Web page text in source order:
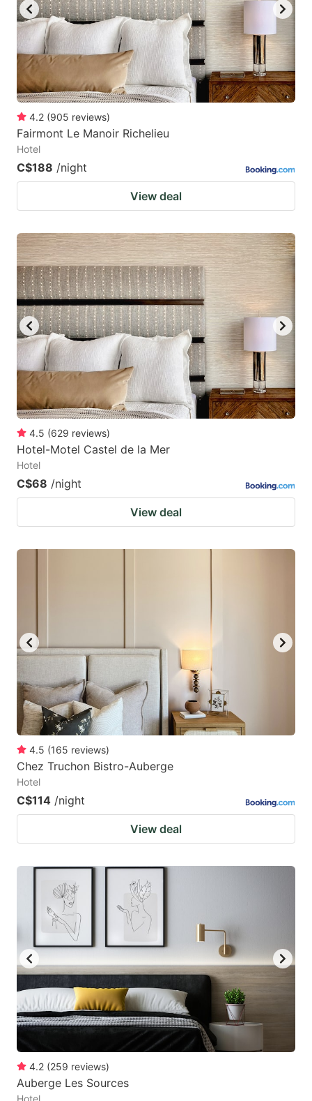
changing
dates.
changing
dates.
4.2 (905 reviews)
Fairmont Le Manoir Richelieu
Hotel
C$188 /night
View deal
4.5 (629 reviews)
Hotel-Motel Castel de la Mer
Hotel
C$68 /night
View deal
4.5 (165 reviews)
Chez Truchon Bistro-Auberge
Hotel
C$114 /night
View deal
4.2 (259 reviews)
Auberge Les Sources
Hotel